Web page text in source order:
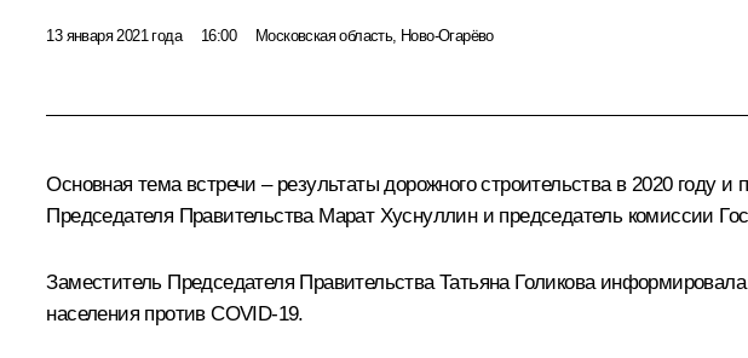
13 января 2021 года 16:00 Московская область, Ново-Огарёво
Основная тема встречи – результаты дорожного строительства в 2020
Председателя Правительства Марат Хуснуллини председатель комиссии
Заместитель Председателя Правительства Татьяна Голиковаинформировала
населения против COVID-19.